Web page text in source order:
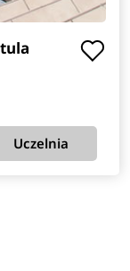
Uczelnia